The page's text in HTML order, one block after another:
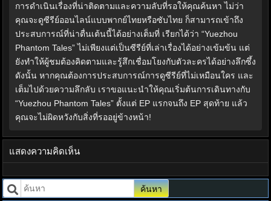
การดำเนินเรื่องที่น่าติดตามและความลับที่รอให้คุณค้นหา ไม่ว่า
คุณจะดูซีรีย์ออนไลน์แบบพากย์ไทยหรือซับไทย ก็สามารถเข้าถึง
ประสบการณ์ที่น่าตื่นเต้นนี้ได้อย่างเต็มที่ เรียกได้ว่า “Yuezhou
Phantom Tales” ไม่เพียงแต่เป็นซีรีย์ที่เล่าเรื่องได้อย่างเข้มข้น แต่
ยังทำให้ผู้ชมต้องคิดตามและรู้สึกเชื่อมโยงกับตัวละครได้อย่างลึกซึ้ง
ดังนั้น หากคุณต้องการประสบการณ์การดูซีรีย์ที่ไม่เหมือนใคร และ
เต็มไปด้วยความลึกลับ เราขอแนะนำให้คุณเริ่มต้นการเดินทางกับ
“Yuezhou Phantom Tales” ตั้งแต่ EP แรกจนถึง EP สุดท้าย แล้ว
คุณจะไม่ผิดหวังกับสิ่งที่รออยู่ข้างหน้า!
แสดงความคิดเห็น
ค้นหา